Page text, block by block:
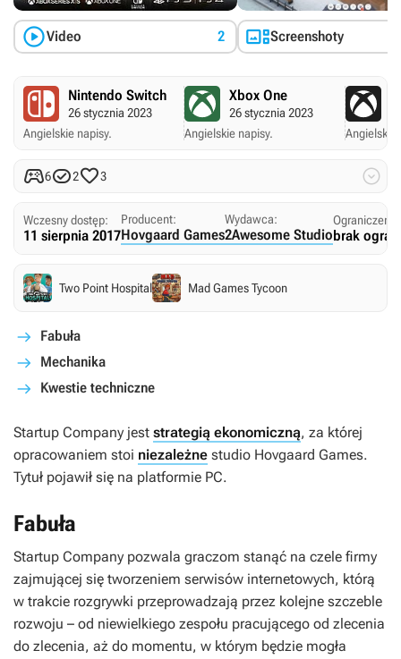
Video 2 Screenshoty
Nintendo Switch
26 stycznia 2023
Angielskie napisy.
Xbox One
26 stycznia 2023
Angielskie napisy.
Angielskie
623 
Wczesny dostęp:
11 sierpnia 2017
Producent:
Hovgaard Games
Wydawca:
2Awesome Studiobrak
Two Point Hospital Mad Games Tycoon
Fabuła
Mechanika
Kwestie techniczne
Startup Company jest strategią ekonomiczną, za której
opracowaniem stoi niezależne studio Hovgaard Games.
Tytuł pojawił się na platformie PC.
Fabuła
Startup Company pozwala graczom stanąć na czele firmy
zajmującej się tworzeniem serwisów internetowych, którą
w trakcie rozgrywki przeprowadzają przez kolejne szczeble
rozwoju – od niewielkiego zespołu pracującego od zlecenia
do zlecenia, aż do momentu, w którym będzie mogła